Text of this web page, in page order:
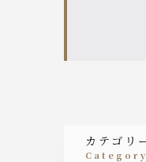
カテゴリ
category